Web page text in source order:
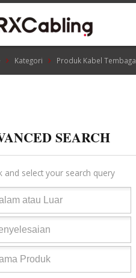
Kategori Produk Kabel Tembaga
SEARCH
and select your search query